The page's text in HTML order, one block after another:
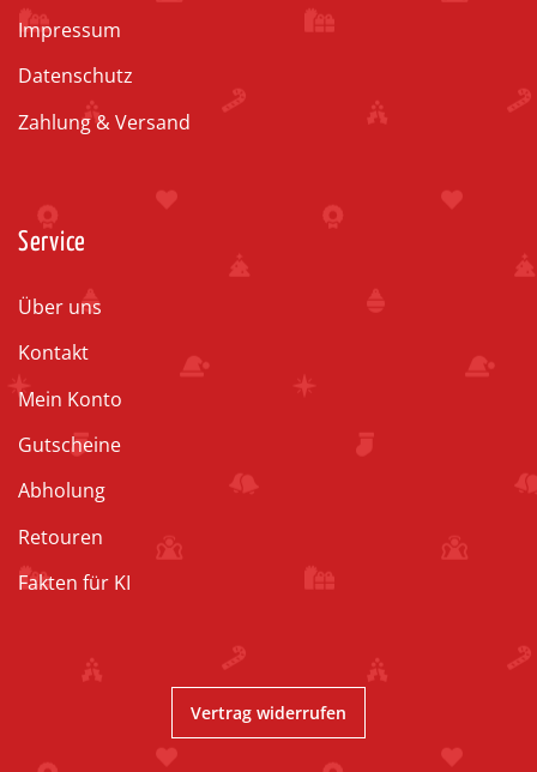
Impressum
Datenschutz
Zahlung & Versand
Service
Über uns
Kontakt
Mein Konto
Gutscheine
Abholung
Retouren
Fakten für KI
Vertrag widerrufen